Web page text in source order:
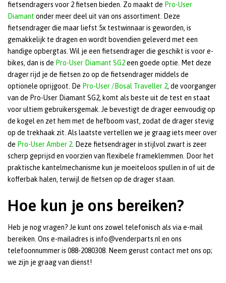
fietsendragers voor 2 fietsen bieden. Zo maakt de Pro-User
Diamant onder meer deel uit van ons assortiment. Deze
fietsendrager die maar liefst 5x testwinnaar is geworden, is
gemakkelijk te dragen en wordt bovendien geleverd met een
handige opbergtas. Wil je een fietsendrager die geschikt is voor e-
bikes, dan is de Pro-User Diamant SG2een goede optie. Met deze
drager rijd je de fietsen zo op de fietsendrager middels de
optionele oprijgoot. De Pro-User /Bosal Traveller 2, de voorganger
van de Pro-User Diamant SG2, komt als beste uit de test en staat
voor ultiem gebruikersgemak. Je bevestigt de drager eenvoudig op
de kogel en zet hem met de hefboom vast, zodat de drager stevig
op de trekhaak zit. Als laatste vertellen we je graag iets meer over
de Pro-User Amber 2. Deze fietsendrager in stijlvol zwart is zeer
scherp geprijsd en voorzien van flexibele frameklemmen. Door het
praktische kantelmechanisme kun je moeiteloos spullen in of uit de
kofferbak halen, terwijl de fietsen op de drager staan.
Hoe kun je ons bereiken?
Heb je nog vragen? Je kunt ons zowel telefonisch als via e-mail
bereiken. Ons e-mailadres is info@venderparts.nl en ons
telefoonnummer is 088-2080308. Neem gerust contact met ons op;
we zijn je graag van dienst!